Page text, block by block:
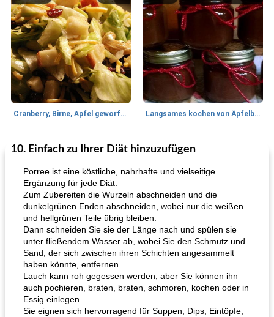
Cranberry, Birne, Apfel geworfener Salat Langsames kochen von Äpfelbutter
35min
Lamm Mittagessen / Snacks
10. Einfach zu Ihrer Diät hinzuzufügen
Porree ist eine köstliche, nahrhafte und vielseitige
Ergänzung für jede Diät.
Zum Zubereiten die Wurzeln abschneiden und die
dunkelgrünen Enden abschneiden, wobei nur die weißen
und hellgrünen Teile übrig bleiben.
Dann schneiden Sie sie der Länge nach und spülen sie
unter fließendem Wasser ab, wobei Sie den Schmutz und
Sand, der sich zwischen ihren Schichten angesammelt
haben könnte, entfernen.
Lauch kann roh gegessen werden, aber Sie können ihn
auch pochieren, braten, braten, schmoren, kochen oder in
Essig einlegen.
Sie eignen sich hervorragend für Suppen, Dips, Eintöpfe,